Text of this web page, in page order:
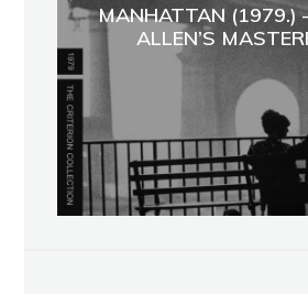
MANHATTAN (1979.)
ALLEN’S